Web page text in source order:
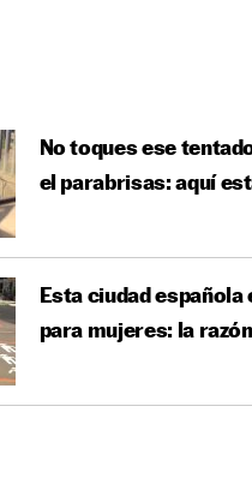
No toques ese
el parabrisas: aquí
Esta ciudad
para mujeres: la